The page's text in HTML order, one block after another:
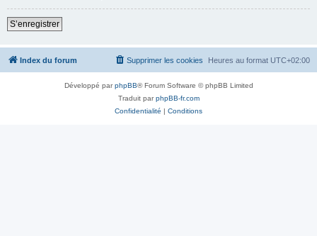
S’enregistrer
Index du forum Heures au format UTC+02:00
Supprimer les cookies
Développé parphpBB® Forum Software © phpBB Limited
Traduit parphpBB-fr.com
Confidentialité | Conditions